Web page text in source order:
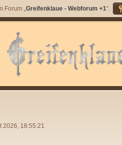
Forum „Greifenklaue - Webforum +1“.
2026, 18:55:21